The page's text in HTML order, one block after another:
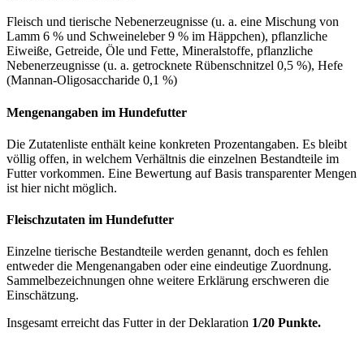
Fleisch und tierische Nebenerzeugnisse (u. a. eine Mischung von
Lamm 6 % und Schweineleber 9 % im Häppchen), pflanzliche
Eiweiße, Getreide, Öle und Fette, Mineralstoffe, pflanzliche
Nebenerzeugnisse (u. a. getrocknete Rübenschnitzel 0,5 %), Hefe
(Mannan-Oligosaccharide 0,1 %)
Mengenangaben im Hundefutter
Die Zutatenliste enthält keine konkreten Prozentangaben. Es bleibt
völlig offen, in welchem Verhältnis die einzelnen Bestandteile im
Futter vorkommen. Eine Bewertung auf Basis transparenter Mengen
ist hier nicht möglich.
Fleischzutaten im Hundefutter
Einzelne tierische Bestandteile werden genannt, doch es fehlen
entweder die Mengenangaben oder eine eindeutige Zuordnung.
Sammelbezeichnungen ohne weitere Erklärung erschweren die
Einschätzung.
Insgesamt erreicht das Futter in der Deklaration 1/20 Punkte.